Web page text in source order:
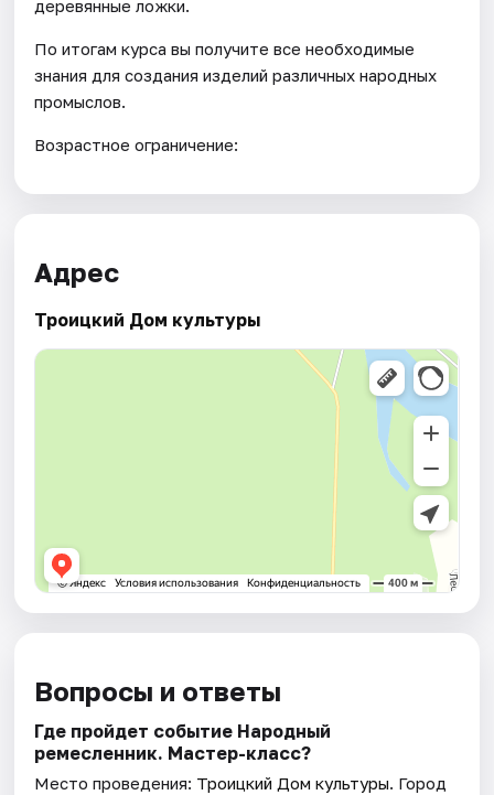
деревянные ложки.
По итогам курса вы получите все необходимые
знания для создания изделий различных народных
промыслов.
Возрастное ограничение:
Адрес
Троицкий Дом культуры
Вопросы и ответы
Где пройдет событие Народный
ремесленник. Мастер-класс?
Место проведения: Троицкий Дом культуры. Город